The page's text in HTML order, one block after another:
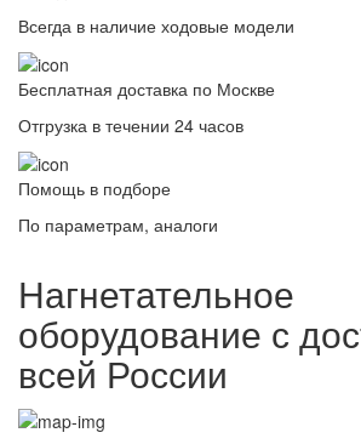
Всегда в наличие ходовые модели
Бесплатная доставка по Москве
Отгрузка в течении 24 часов
Помощь в подборе
По параметрам, аналоги
Нагнетательное
оборудование с
всей России